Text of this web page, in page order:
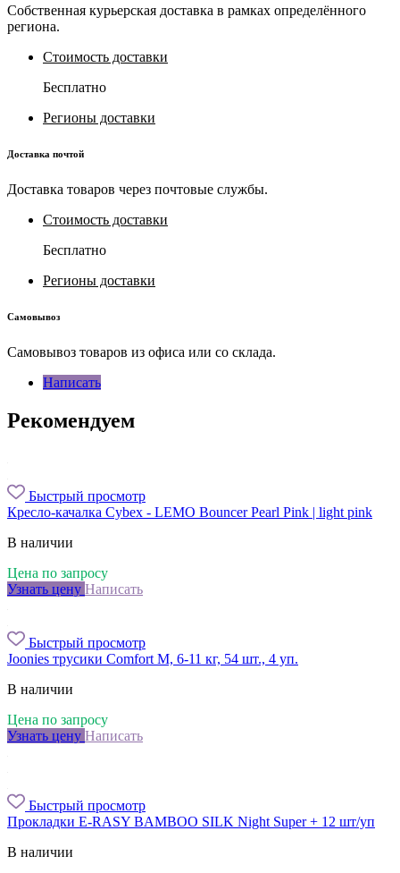
Собственная курьерская доставка в рамках определённого
региона.
Стоимость доставки
Бесплатно
Регионы доставки
Доставка почтой
Доставка товаров через почтовые службы.
Стоимость доставки
Бесплатно
Регионы доставки
Самовывоз
Самовывоз товаров из офиса или со склада.
Написать
Рекомендуем
Быстрый просмотр
Кресло-качалка Cybex - LEMO Bouncer Pearl Pink | light pink
В наличии
Цена по запросу
Узнать цену Написать
Быстрый просмотр
Joonies трусики Comfort M, 6-11 кг, 54 шт., 4 уп.
В наличии
Цена по запросу
Узнать цену Написать
Быстрый просмотр
Прокладки E-RASY BAMBOO SILK Night Super + 12 шт/уп
В наличии